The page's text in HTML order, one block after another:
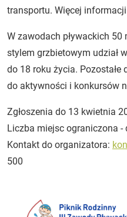
transportu. Więcej
W zawodach pływackich
stylem grzbietowym udział
do 18 roku życia. Pozostałe
do aktywności i konkursów
Zgłoszenia do 13 kwietnia
Liczba miejsc ograniczona -
Kontakt do organizatora:
500